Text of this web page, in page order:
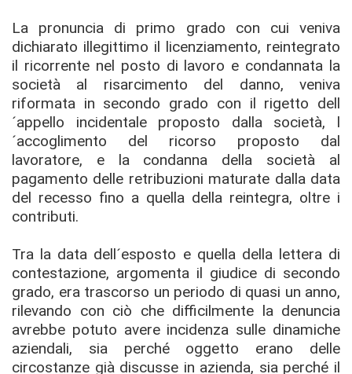
La pronuncia di primo grado con cui veniva
dichiarato illegittimo il licenziamento, reintegrato
il ricorrente nel posto di lavoro e condannata la
società al risarcimento del danno, veniva
riformata in secondo grado con il rigetto dell
´appello incidentale proposto dalla società, l
´accoglimento del ricorso proposto dal
lavoratore, e la condanna della società al
pagamento delle retribuzioni maturate dalla data
del recesso fino a quella della reintegra, oltre i
contributi.
Tra la data dell´esposto e quella della lettera di
contestazione, argomenta il giudice di secondo
grado, era trascorso un periodo di quasi un anno,
rilevando con ciò che difficilmente la denuncia
avrebbe potuto avere incidenza sulle dinamiche
aziendali, sia perché oggetto erano delle
circostanze già discusse in azienda, sia perché il